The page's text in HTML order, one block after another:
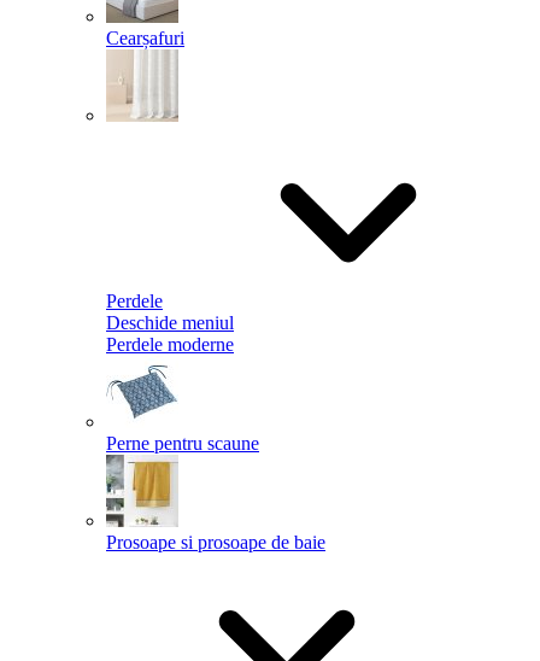
Cearșafuri
Perdele
Deschide meniul
Perdele moderne
Perne pentru scaune
Prosoape si prosoape de baie